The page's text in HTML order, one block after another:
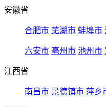
安徽省
合肥市 芜湖市 蚌埠市
六安市 亳州市 池州市
江西省
南昌市 景德镇市 萍乡